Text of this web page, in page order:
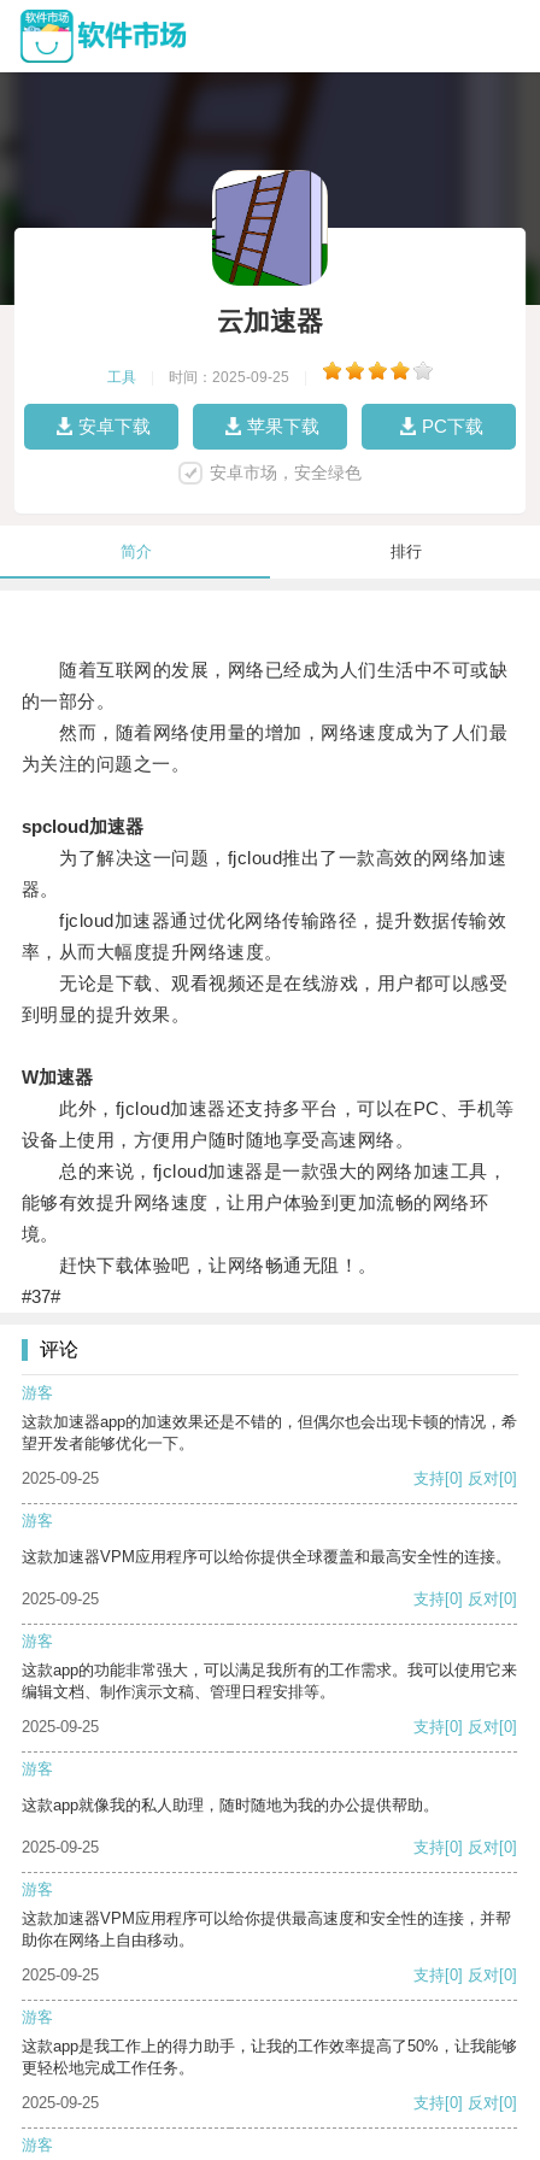
云加速器
工具 时间：2025-09-25
安卓下载 苹果下载 PC下载
安卓市场，安全绿色
简介 排行
随着互联网的发展，网络已经成为人们生活中不可或缺
的一部分。
然而，随着网络使用量的增加，网络速度成为了人们最
为关注的问题之一。
spcloud加速器
为了解决这一问题，fjcloud推出了一款高效的网络加速
器。
fjcloud加速器通过优化网络传输路径，提升数据传输效
率，从而大幅度提升网络速度。
无论是下载、观看视频还是在线游戏，用户都可以感受
到明显的提升效果。
W加速器
此外，fjcloud加速器还支持多平台，可以在PC、手机等
设备上使用，方便用户随时随地享受高速网络。
总的来说，fjcloud加速器是一款强大的网络加速工具，
能够有效提升网络速度，让用户体验到更加流畅的网络环
境。
赶快下载体验吧，让网络畅通无阻！。
#37#
评论
游客
这款加速器app的加速效果还是不错的，但偶尔也会出现卡顿的情况，希
望开发者能够优化一下。
2025-09-25
支持[0] 反对[0]
游客
这款加速器VPM应用程序可以给你提供全球覆盖和最高安全性的连接。
2025-09-25 支持[0] 反对[0]
游客
这款app的功能非常强大，可以满足我所有的工作需求。我可以使用它来
编辑文档、制作演示文稿、管理日程安排等。
2025-09-25
支持[0] 反对[0]
游客
这款app就像我的私人助理，随时随地为我的办公提供帮助。
2025-09-25 支持[0] 反对[0]
游客
这款加速器VPM应用程序可以给你提供最高速度和安全性的连接，并帮
助你在网络上自由移动。
2025-09-25
支持[0] 反对[0]
游客
这款app是我工作上的得力助手，让我的工作效率提高了50%，让我能够
更轻松地完成工作任务。
2025-09-25
支持[0] 反对[0]
游客